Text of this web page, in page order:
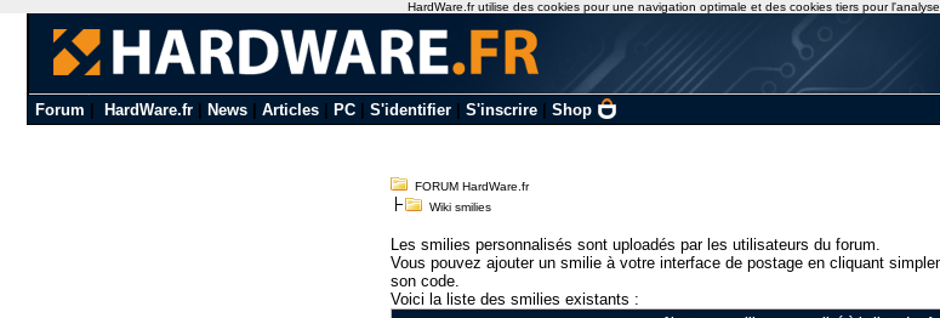
Forum HardWare.fr| News| Articles| PC| S'identifier| S'inscrire| Shop
FORUM HardWare.fr
Wiki smilies
Les smilies personnalisés sont uploadés par les utilisateurs du forum.
Vous pouvez ajouter un smilie à votre interface de postage en cliquant
son code.
Voici la liste des smilies existants :
HardWare.fr utilise des cookies pour une navigation optimale et des cookies tiers pour